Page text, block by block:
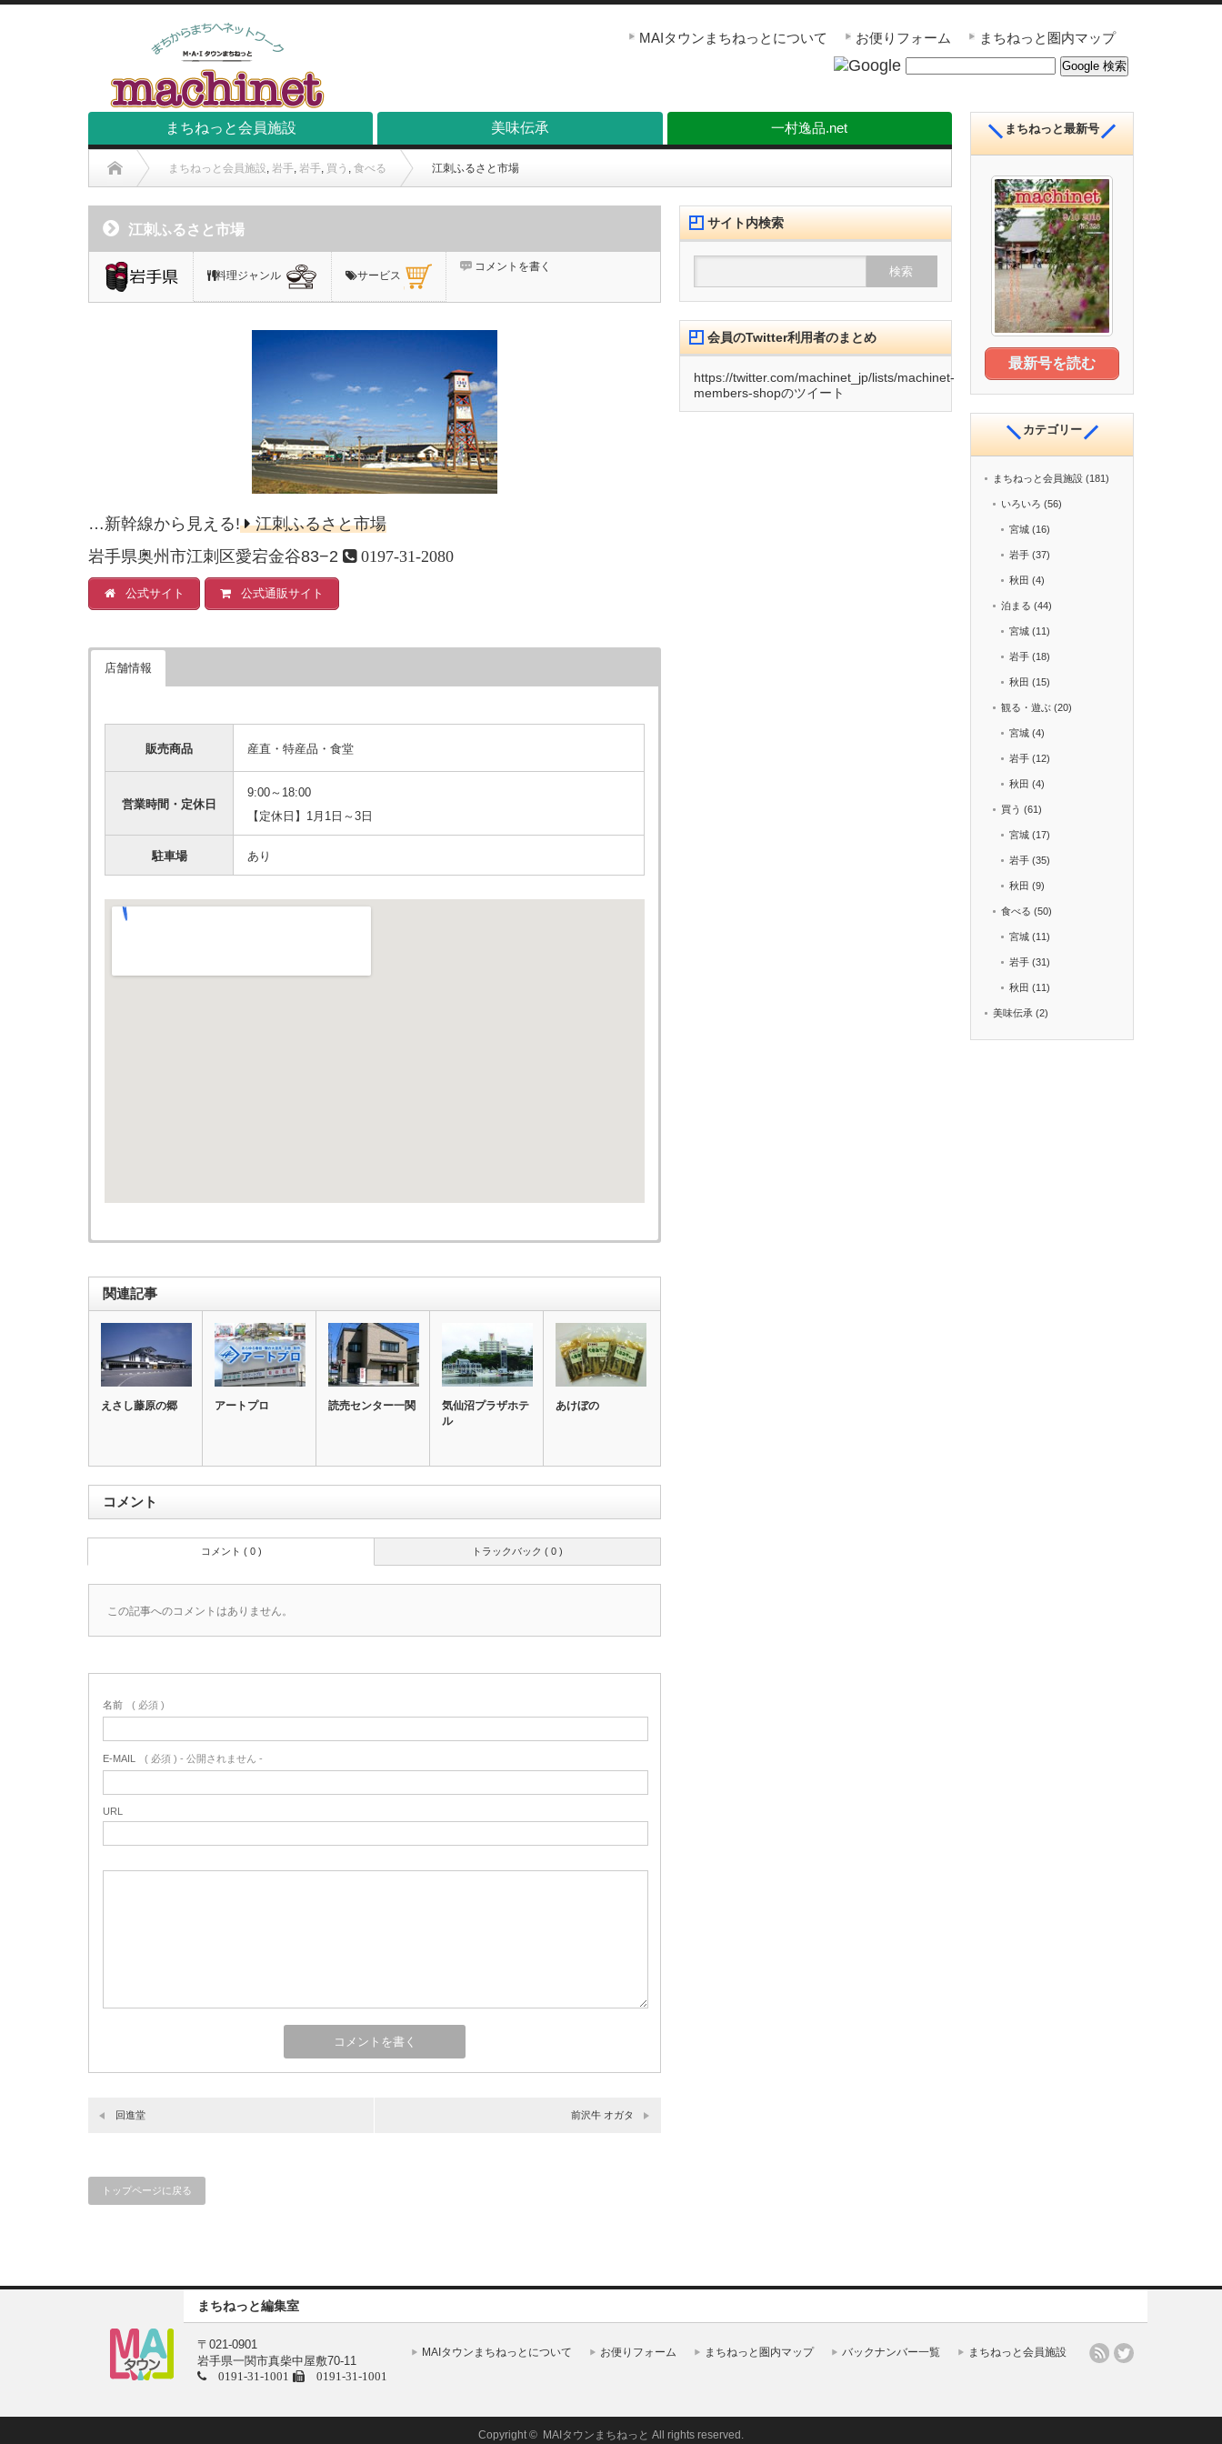
MAIタウンまちねっとについて お便りフォーム まちねっと圏内マップ
まちねっと会員施設 美味伝承 一村逸品.net
まちねっと会員施設, 岩手, 岩手, 買う , 食べる 江刺ふるさと市場
江刺ふるさと市場
料理ジャンル サービス
コメントを書く
…新幹線から見える!
江刺ふるさと市場
岩手県奥州市江刺区愛宕金谷83−2
0197-31-2080
公式サイト 公式通販サイト
店舗情報
販売商品 産直・特産品・食堂
営業時間・定休日
9:00～18:00
【定休日】1月1日～3日
駐車場 あり
関連記事
えさし藤原の郷 アートプロ 読売センター一関
気仙沼プラザホテ
ル
あけぼの
コメント
トラックバック ( 0 )
コメント ( 0 )
この記事へのコメントはありません。
名前 ( 必須 )
E-MAIL ( 必須 ) - 公開されません -
URL
回進堂 前沢牛 オガタ
トップページに戻る
サイト内検索
会員のTwitter利用者のまとめ
https://twitter.com/machinet_jp/lists/machinet-
members-shopのツイート
まちねっと最新号
最新号を読む
カテゴリー
まちねっと会員施設 (181)
いろいろ (56)
宮城 (16)
岩手 (37)
秋田 (4)
泊まる (44)
宮城 (11)
岩手 (18)
秋田 (15)
観る・遊ぶ (20)
宮城 (4)
岩手 (12)
秋田 (4)
買う (61)
宮城 (17)
岩手 (35)
秋田 (9)
食べる (50)
宮城 (11)
岩手 (31)
秋田 (11)
美味伝承 (2)
まちねっと編集室
〒021-0901
岩手県一関市真柴中屋敷70-11
0191-31-1001 0191-31-1001
MAIタウンまちねっとについて お便りフォーム まちねっと圏内マップ バックナンバー一覧 まちねっと会員施設
Copyright © MAIタウンまちねっと All rights reserved.